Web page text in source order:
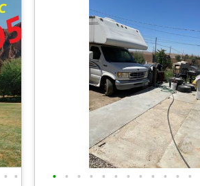
• • • • • • • • • • • • • •